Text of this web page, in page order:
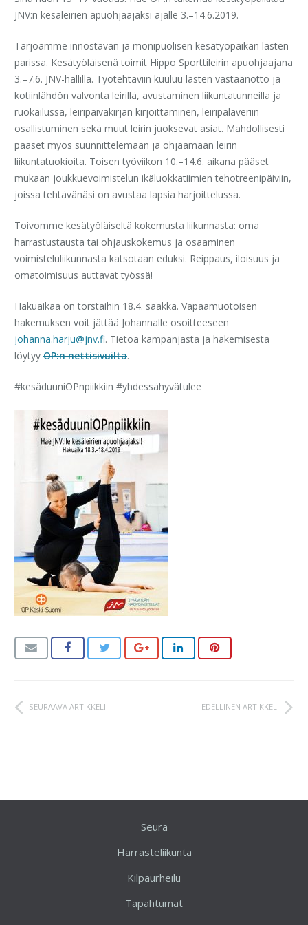
JNV:n kesäleirien apuohjaajaksi ajalle 3.–14.6.2019.
Tarjoamme innostavan ja monipuolisen kesätyöpaikan lasten
parissa. Kesätyöläisenä toimit Hippo Sporttileirin apuohjaajana
3.–7.6. JNV-hallilla. Työtehtäviin kuuluu lasten vastaanotto ja
kotiinlähdön valvonta leirillä, avustaminen liikuntatunneilla ja
ruokailussa, leiripäiväkirjan kirjoittaminen, leiripalaveriin
osallistuminen sekä muut leirin juoksevat asiat. Mahdollisesti
pääset myös suunnittelemaan ja ohjaamaan leirin
liikuntatuokioita. Toisen työviikon 10.–14.6. aikana pääset
mukaan joukkuevoimistelun ikäluokkatiimien tehotreenipäiviin,
joissa tehtävänäsi on avustaa lapsia harjoittelussa.
Toivomme kesätyöläiseltä kokemusta liikunnasta: oma
harrastustausta tai ohjauskokemus ja osaaminen
voimisteluliikunnasta katsotaan eduksi. Reippaus, iloisuus ja
omatoimisuus auttavat työssä!
Hakuaikaa on torstaihin 18.4. saakka. Vapaamuotoisen
hakemuksen voit jättää Johannalle osoitteeseen
johanna.harju@jnv.fi. Tietoa kampanjasta ja hakemisesta
löytyy OP:n nettisivuilta.
#kesäduuniOPnpiikkiin #yhdessähyvätulee
EDELLINEN ARTIKKELI
SEURAAVA ARTIKKELI
Seura
Harrasteliikunta
Kilpaurheilu
Tapahtumat